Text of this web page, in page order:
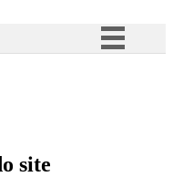
à informação
site